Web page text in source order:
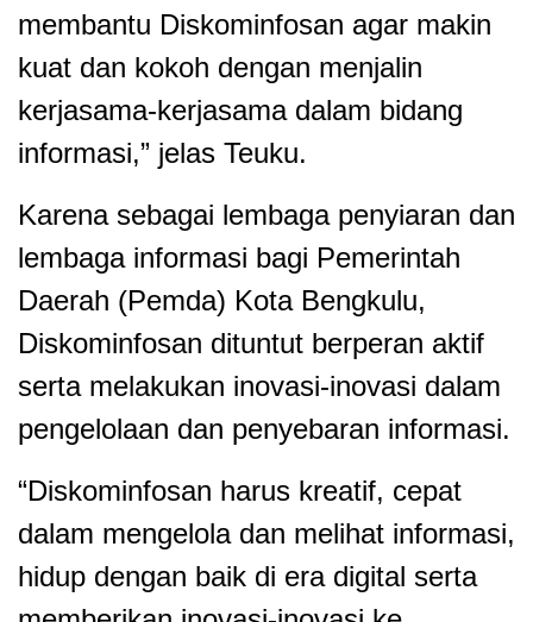
membantu Diskominfosan agar makin
kuat dan kokoh dengan menjalin
kerjasama-kerjasama dalam bidang
informasi,” jelas Teuku.
Karena sebagai lembaga penyiaran dan
lembaga informasi bagi Pemerintah
Daerah (Pemda) Kota Bengkulu,
Diskominfosan dituntut berperan aktif
serta melakukan inovasi-inovasi dalam
pengelolaan dan penyebaran informasi.
“Diskominfosan harus kreatif, cepat
dalam mengelola dan melihat informasi,
hidup dengan baik di era digital serta